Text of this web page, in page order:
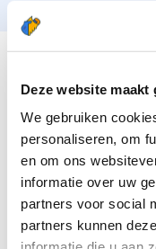
Deze website
We gebruiken
personaliseren, om
en om ons
informatie over uw
partners voor social
partners kunnen
DEZE
Je bent
Je houdt van
Je houdt vooral
Je wordt blij van